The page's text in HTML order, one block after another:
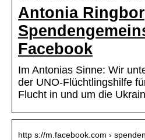
Antonia
Facebook
Im Antonias Sinne: Wir
der UNO-Flüchtlingshilfe
Flucht in und um die
http s://m.facebook.com ›